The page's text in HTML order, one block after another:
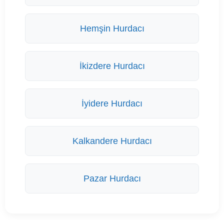
Hemşin Hurdacı
İkizdere Hurdacı
İyidere Hurdacı
Kalkandere Hurdacı
Pazar Hurdacı